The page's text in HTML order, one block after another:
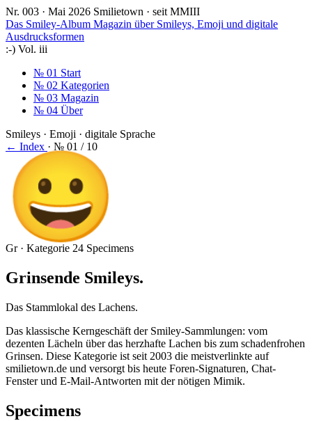
Nr. 003 · Mai 2026 Smilietown · seit MMIII
Das Smiley-Album Magazin über Smileys, Emoji und digitale
Ausdrucksformen
:-) Vol. iii
№ 01 Start
№ 02 Kategorien
№ 03 Magazin
№ 04 Über
Smileys · Emoji · digitale Sprache
← Index · № 01 / 10
😀
Gr · Kategorie 24 Specimens
Grinsende Smileys.
Das Stammlokal des Lachens.
Das klassische Kerngeschäft der Smiley-Sammlungen: vom
dezenten Lächeln über das herzhafte Lachen bis zum schadenfrohen
Grinsen. Diese Kategorie ist seit 2003 die meistverlinkte auf
smilietown.de und versorgt bis heute Foren-Signaturen, Chat-
Fenster und E-Mail-Antworten mit der nötigen Mimik.
Specimens